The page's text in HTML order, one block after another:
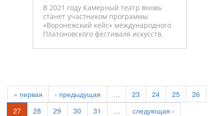
В 2021 году Камерный театр вновь
станет участником программы
«Воронежский кейс» международного
Платоновского фестиваля искусств.
« первая ‹ предыдущая … 23 24 25
26
27
28 29 30 31 …
следующая ›